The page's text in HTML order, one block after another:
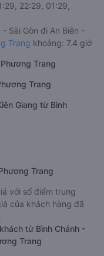
22:29, 01:29,
Sài Gòn đi An Biên -
Trang khoảng: 7.4 giờ
Trang
Trang
Giang từ Bình
Trang
với số điểm trung
của khách hàng đã
từ Bình Chánh -
Trang